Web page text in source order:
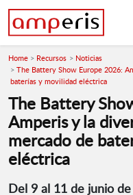
Home Recursos
Noticias
The Battery Show Europe 2026:
baterías y movilidad eléctrica
The Battery
Amperis y la
mercado de
eléctrica
Del 9 al 11 de junio